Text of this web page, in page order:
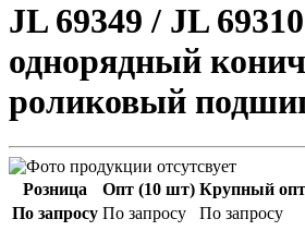
JL 69349 / JL
однорядный
роликовый
Розница Опт (10 шт) Крупный опт
По запросу По запросу По запросу